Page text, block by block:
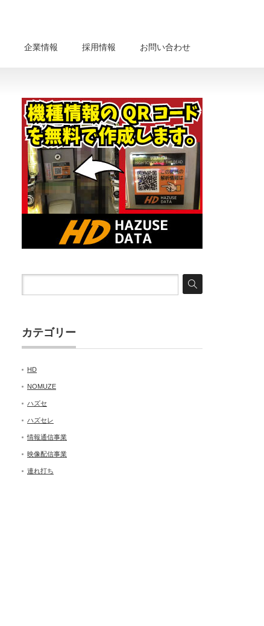
企業情報 採用情報 お問い合わせ
カテゴリー
HD
NOMUZE
ハズセ
ハズセレ
情報通信事業
映像配信事業
連れ打ち